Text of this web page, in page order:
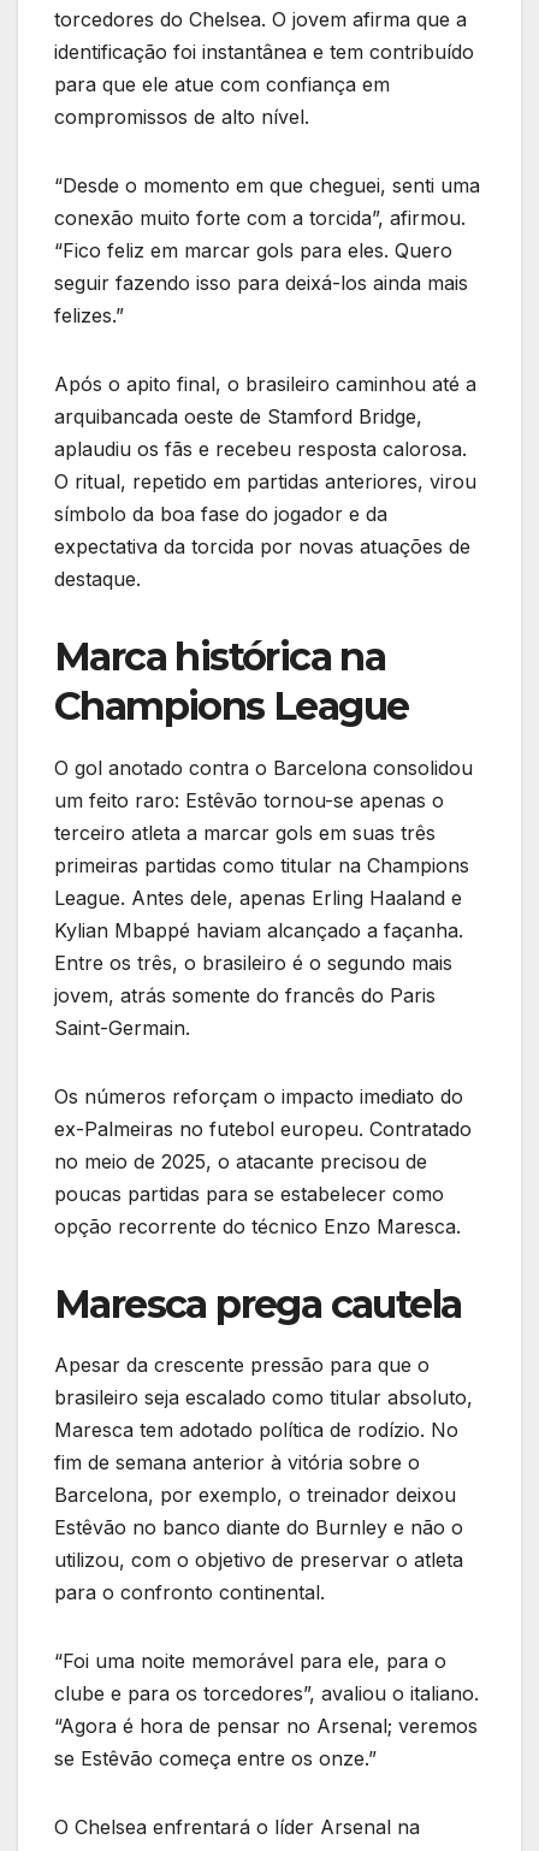
torcedores do Chelsea. O jovem afirma que a
identificação foi instantânea e tem contribuído
para que ele atue com confiança em
compromissos de alto nível.
“Desde o momento em que cheguei, senti uma
conexão muito forte com a torcida”, afirmou.
“Fico feliz em marcar gols para eles. Quero
seguir fazendo isso para deixá-los ainda mais
felizes.”
Após o apito final, o brasileiro caminhou até a
arquibancada oeste de Stamford Bridge,
aplaudiu os fãs e recebeu resposta calorosa.
O ritual, repetido em partidas anteriores, virou
símbolo da boa fase do jogador e da
expectativa da torcida por novas atuações de
destaque.
Marca histórica na
Champions League
O gol anotado contra o Barcelona consolidou
um feito raro: Estêvão tornou-se apenas o
terceiro atleta a marcar gols em suas três
primeiras partidas como titular na Champions
League. Antes dele, apenas Erling Haaland e
Kylian Mbappé haviam alcançado a façanha.
Entre os três, o brasileiro é o segundo mais
jovem, atrás somente do francês do Paris
Saint-Germain.
Os números reforçam o impacto imediato do
ex-Palmeiras no futebol europeu. Contratado
no meio de 2025, o atacante precisou de
poucas partidas para se estabelecer como
opção recorrente do técnico Enzo Maresca.
Maresca prega cautela
Apesar da crescente pressão para que o
brasileiro seja escalado como titular absoluto,
Maresca tem adotado política de rodízio. No
fim de semana anterior à vitória sobre o
Barcelona, por exemplo, o treinador deixou
Estêvão no banco diante do Burnley e não o
utilizou, com o objetivo de preservar o atleta
para o confronto continental.
“Foi uma noite memorável para ele, para o
clube e para os torcedores”, avaliou o italiano.
“Agora é hora de pensar no Arsenal; veremos
se Estêvão começa entre os onze.”
O Chelsea enfrentará o líder Arsenal na